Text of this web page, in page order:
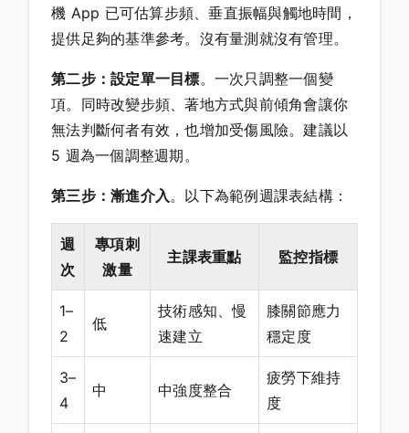
機 App 已可估算步頻、垂直振幅與觸地時間，
提供足夠的基準參考。沒有量測就沒有管理。
第二步：設定單一目標。一次只調整一個變
項。同時改變步頻、著地方式與前傾角會讓你
無法判斷何者有效，也增加受傷風險。建議以
5 週為一個調整週期。
第三步：漸進介入 。以下為範例週課表結構：
週
次
專項刺
激量
主課表重點 監控指標
1–
2
低
技術感知、慢
速建立
膝關節應力
穩定度
3–
4
中 中強度整合
疲勞下維持
度